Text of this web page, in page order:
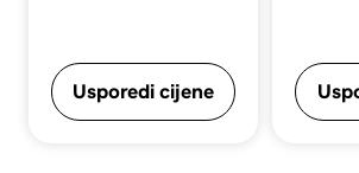
Usporedi cijene